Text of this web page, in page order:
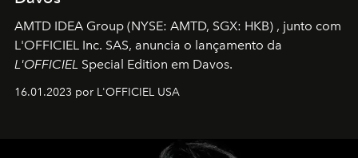
AMTD IDEA Group (NYSE: AMTD, SGX: HKB) , junto com
L'OFFICIEL Inc. SAS, anuncia o lançamento da
L'OFFICIEL Special Edition em Davos.
16.01.2023 por L'OFFICIEL USA